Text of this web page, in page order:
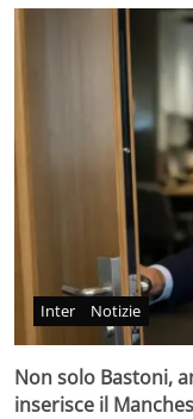
Inter Notizie
Non solo Bastoni,
inserisce il